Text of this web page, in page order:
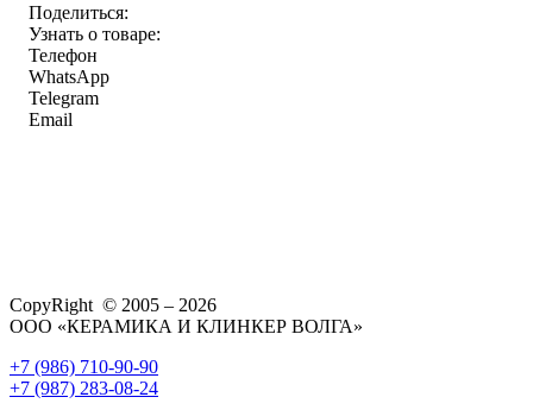
Поделиться:
Узнать о товаре:
Телефон
WhatsApp
Telegram
Email
CopyRight © 2005 – 2026
ООО «КЕРАМИКА И КЛИНКЕР ВОЛГА»
+7 (986) 710-90-90
+7 (987) 283-08-24